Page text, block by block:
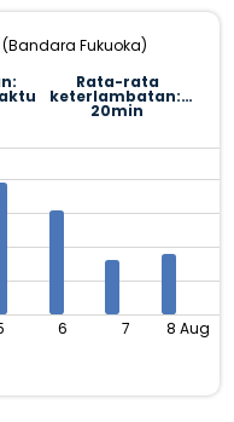
(Bandara Fukuoka)
Rata-rata
keterlambatan:
20min
6 7 8 Aug